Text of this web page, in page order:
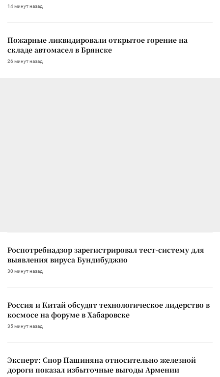
14 минут назад
Пожарные ликвидировали открытое горение на
складе автомасел в Брянске
26 минут назад
Роспотребнадзор зарегистрировал тест-систему для
выявления вируса Бундибуджио
30 минут назад
Россия и Китай обсудят технологическое лидерство в
космосе на форуме в Хабаровске
35 минут назад
Эксперт: Спор Пашиняна относительно железной
дороги показал избыточные выгоды Армении